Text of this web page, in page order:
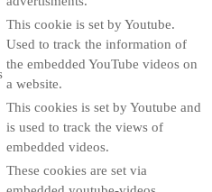
This cookie is set by Youtube.
Used to track the information of
the embedded YouTube videos on
a website.
This cookies is set by Youtube and
is used to track the views of
embedded videos.
These cookies are set via